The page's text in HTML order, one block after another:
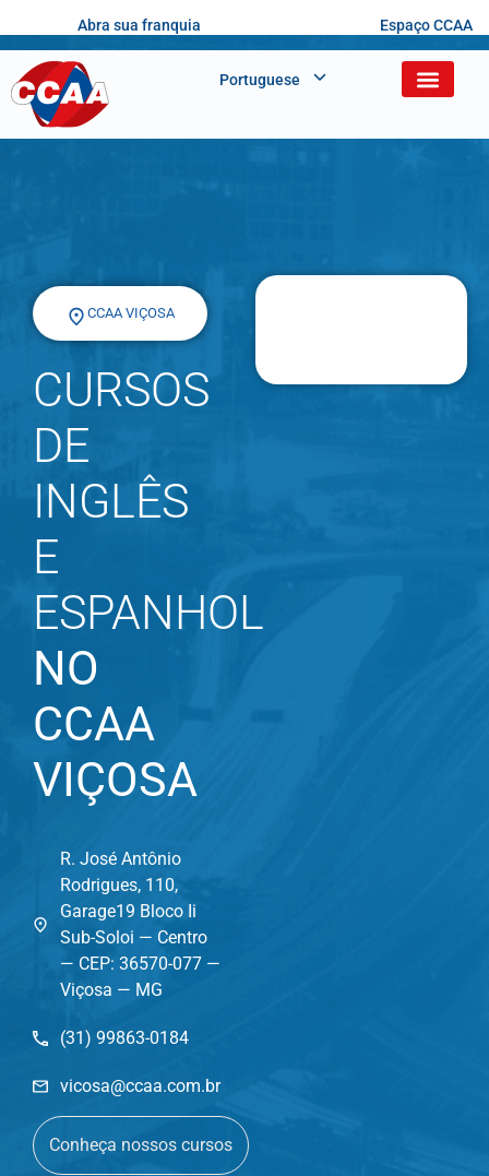
Abra sua franquia Espaço CCAA
Portuguese
CCAA VIÇOSA
CURSOS
DE
INGLÊS
E
ESPANHOL
NO
CCAA
VIÇOSA
R. José Antônio
Rodrigues, 110,
Garage19 Bloco Ii
Sub-Soloi — Centro
— CEP: 36570-077 —
Viçosa — MG
(31) 99863-0184
vicosa@ccaa.com.br
Conheça nossos cursos